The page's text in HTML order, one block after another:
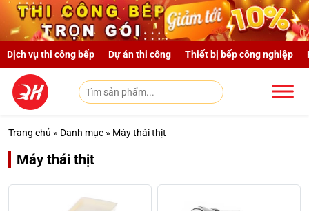
Skip to main content
Dịch vụ thi công bếp Dự án thi công Thiết bị bếp công nghiệp
Trang chủ » Danh mục » Máy thái thịt
Máy thái thịt